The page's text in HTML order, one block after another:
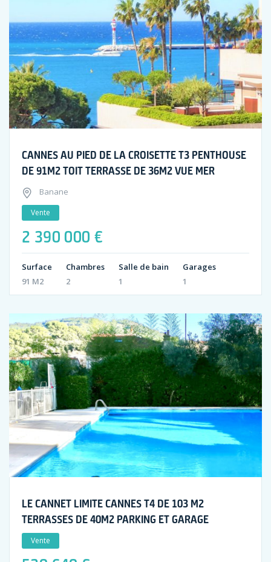
CANNES AU PIED DE LA CROISETTE T3 PENTHOUSE
DE 91M2 TOIT TERRASSE DE 36M2 VUE MER
Banane
Vente
2 390 000 €
Surface
91 M2
Chambres
2
Salle de bain
1
Garages
1
LE CANNET LIMITE CANNES T4 DE 103 M2
TERRASSES DE 40M2 PARKING ET GARAGE
Vente